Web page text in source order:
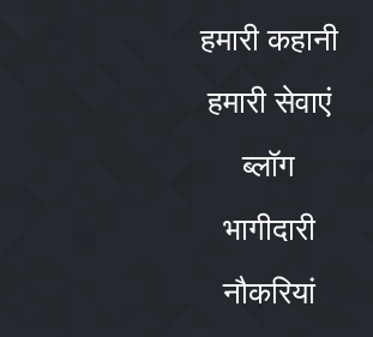
हमारी कहानी
हमारी सेवाएं
ब्लॉग
भागीदारी
नौकरियां